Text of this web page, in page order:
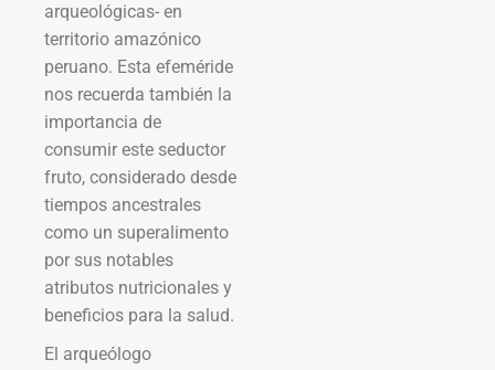
arqueológicas- en
territorio amazónico
peruano. Esta efeméride
nos recuerda también la
importancia de
consumir este seductor
fruto, considerado desde
tiempos ancestrales
como un superalimento
por sus notables
atributos nutricionales y
beneficios para la salud.
El arqueólogo